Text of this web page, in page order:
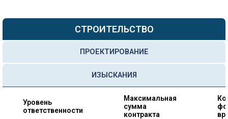
СТРОИТЕЛЬСТВО
ПРОЕКТИРОВАНИЕ
ИЗЫСКАНИЯ
Уровень
ответственности
Максимальная
сумма
контракта